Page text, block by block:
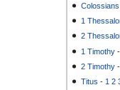
Colossians
1
2
1 Timothy
2 Timothy
Titus - 1 2